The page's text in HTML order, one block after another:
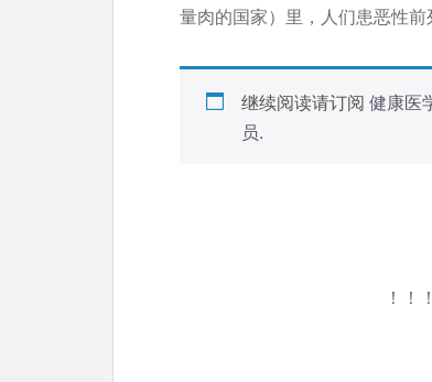
量肉的国家）里，人们患恶性
继续阅读请订阅 健康医
员.
！！